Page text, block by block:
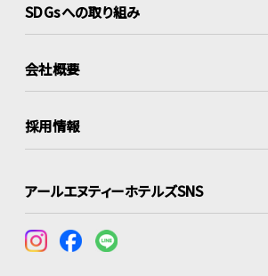
SDGsへの取り組み
会社概要
採用情報
アールエヌティーホテルズSNS